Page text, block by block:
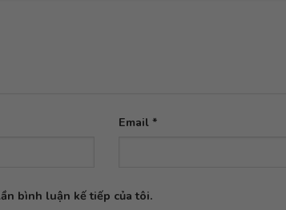
Email *
bình luận kế tiếp của tôi.